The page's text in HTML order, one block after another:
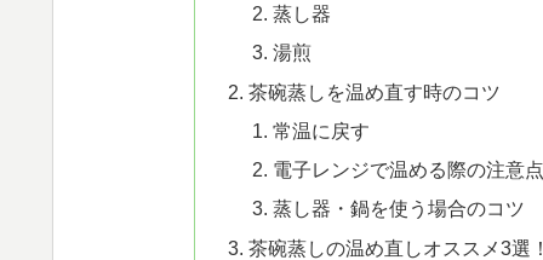
蒸し器
湯煎
茶碗蒸しを温め直す時のコツ
常温に戻す
電子レンジで温める際の注意点
蒸し器・鍋を使う場合のコツ
茶碗蒸しの温め直しオススメ3選